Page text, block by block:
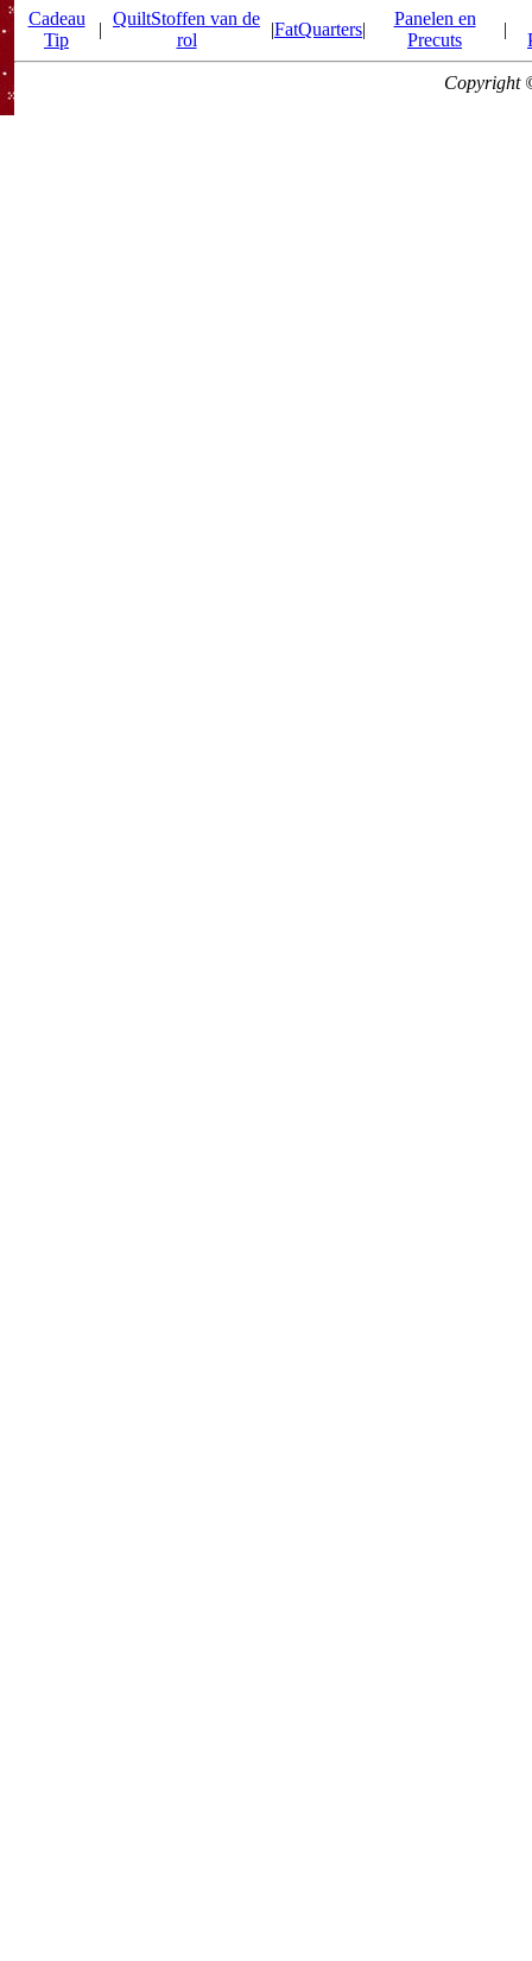
Cadeau
Tip
|
QuiltStoffen van de
rol
|FatQuarters|
Panelen en
Precuts
|
Copyright